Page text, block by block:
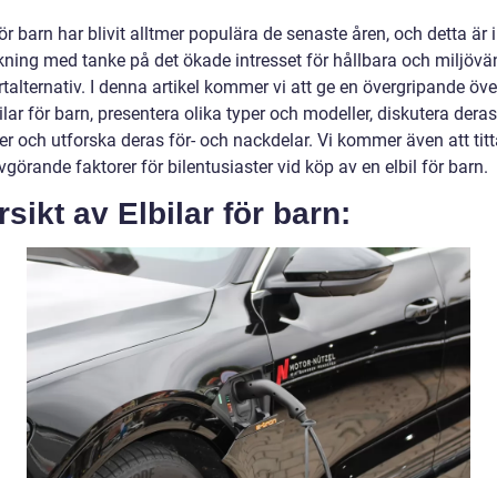
barn har blivit alltmer populära de senaste åren, och detta är
med tanke på det ökade intresset för hållbara och
I denna artikel kommer vi att ge en övergripande
för barn, presentera olika typer och modeller, diskutera deras
och utforska deras för- och nackdelar. Vi kommer även att
faktorer för bilentusiaster vid köp av en elbil för barn.
av Elbilar för barn: